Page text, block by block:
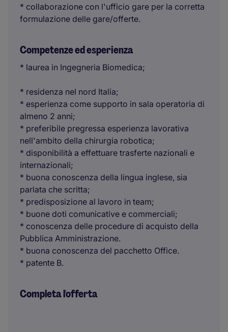
* collaborazione con l'ufficio gare per la corretta
formulazione delle gare/offerte.
Competenze ed esperienza
* laurea in Ingegneria Biomedica;
* residenza nel nord Italia;
* esperienza come supporto in sala operatoria di
almeno 2 anni;
* preferibile pregressa esperienza lavorativa
nell'ambito della chirurgia robotica;
* disponibilità a effettuare trasferte nazionali e
internazionali;
* buona conoscenza della lingua inglese, sia
parlata che scritta;
* predisposizione al lavoro in team;
* buone doti comunicative e commerciali;
* conoscenza delle procedure di acquisto della
Pubblica Amministrazione.
* buona conoscenza del pacchetto Office.
* patente B.
Completa l'offerta